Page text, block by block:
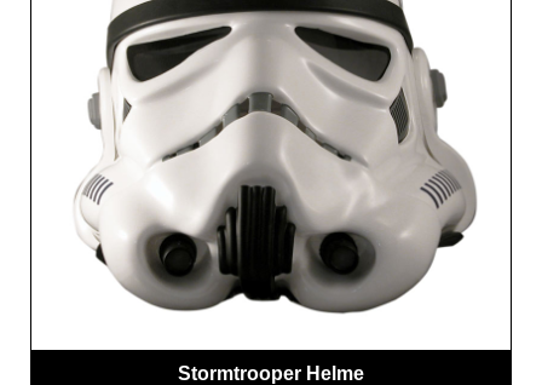
Stormtrooper Helme